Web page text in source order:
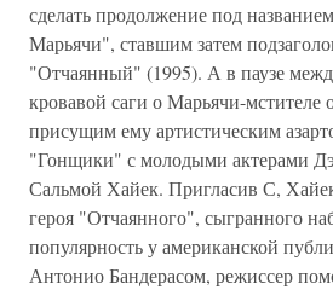
сделать продолжение под
Марьячи", ставшим затем
"Отчаянный" (1995). А в паузе
кровавой саги о Марьячи-мстителе
присущим ему артистическим
"Гонщики" с молодыми актерами
Сальмой Хайек. Пригласив С,
героя "Отчаянного", сыгранного
популярность у американской
Антонио Бандерасом, режиссер